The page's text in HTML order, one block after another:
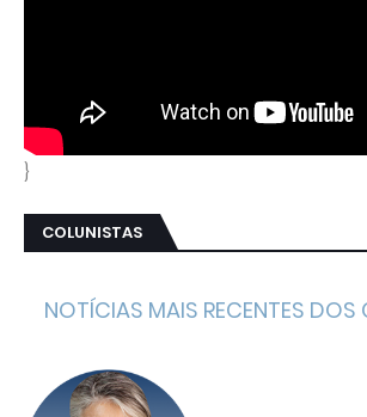
}
COLUNISTAS
NOTÍCIAS MAIS RECENTES DOS